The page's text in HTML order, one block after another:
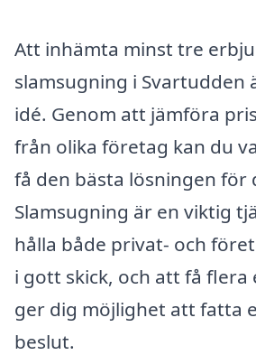
Att inhämta minst tre
slamsugning i Svartudden
idé. Genom att jämföra
från olika företag kan du
få den bästa lösningen för
Slamsugning är en viktig
hålla både privat- och
i gott skick, och att få
ger dig möjlighet att fatta
beslut.